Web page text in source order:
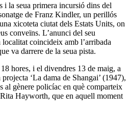
i la seua primera incursió dins del
de Franz Kindler, un perillós
xicoteta ciutat dels Estats Units, on
conveïns. L’anunci del seu
coincideix amb l’arribada
va darrere de la seua pista.
hores, i el divendres 13 de maig, a
‘La dama de Shangai’ (1947),
al gènere policíac en què comparteix
Hayworth, que en aquell moment